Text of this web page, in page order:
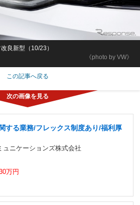
《photo by VW》
良新型（10/23）
この記事へ戻る
する業務/フレックス制度あり/福利厚
ュニケーションズ株式会社
万円